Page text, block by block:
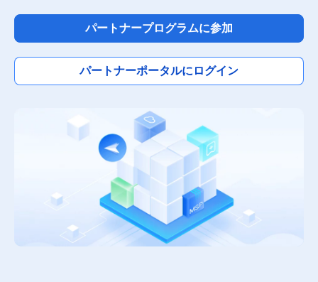
パートナープログラムに参加
パートナーポータルにログイン